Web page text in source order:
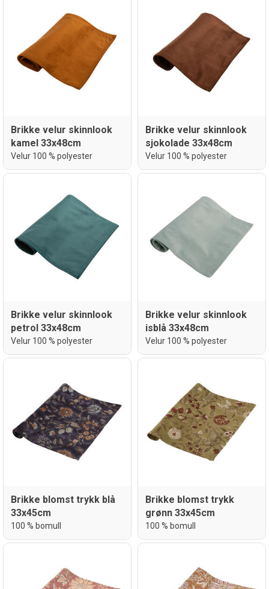
Brikke velur skinnlook
kamel 33x48cm
Velur 100 % polyester
Brikke velur skinnlook
sjokolade 33x48cm
Velur 100 % polyester
Brikke velur skinnlook
petrol 33x48cm
Velur 100 % polyester
Brikke velur skinnlook
isblå 33x48cm
Velur 100 % polyester
Brikke blomst trykk blå
33x45cm
100 % bomull
Brikke blomst trykk
grønn 33x45cm
100 % bomull